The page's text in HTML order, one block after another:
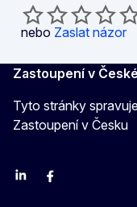
nebo Zaslat názor
Zastoupení v
Tyto stránky
Zastoupení v Česku
LinkedinFacebook